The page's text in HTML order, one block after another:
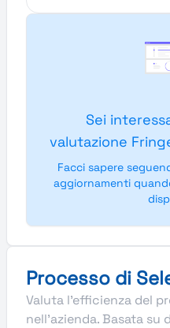
Sei
valutazione
Facci sapere
aggiornamenti
Processo di
Valuta l'efficienza del
nell'azienda. Basata su